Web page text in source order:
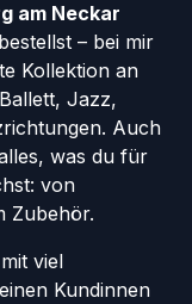
am Neckar
– bei mir
Kollektion an
Jazz,
Auch
was du für
von
Zubehör.
viel
Kundinnen